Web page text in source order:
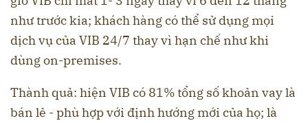
như trước kia; khách hàng có thể sử dụng mọi
dịch vụ của VIB 24/7 thay vì hạn chế như khi
dùng on-premises.
Thành quả: hiện VIB có 81% tổng số khoản vay là
bán lẻ - phù hợp với định hướng mới của họ; là